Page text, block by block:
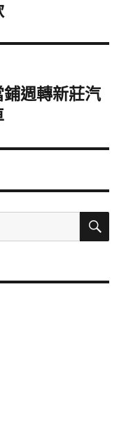
週轉新莊汽
搜